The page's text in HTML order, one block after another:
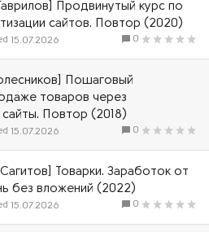
Продвинутый курс по
сайтов. Повтор (2020)
0
15.07.2026
Пошаговый
товаров через
Повтор (2018)
0
15.07.2026
Товарки. Заработок от
без вложений (2022)
0
15.07.2026